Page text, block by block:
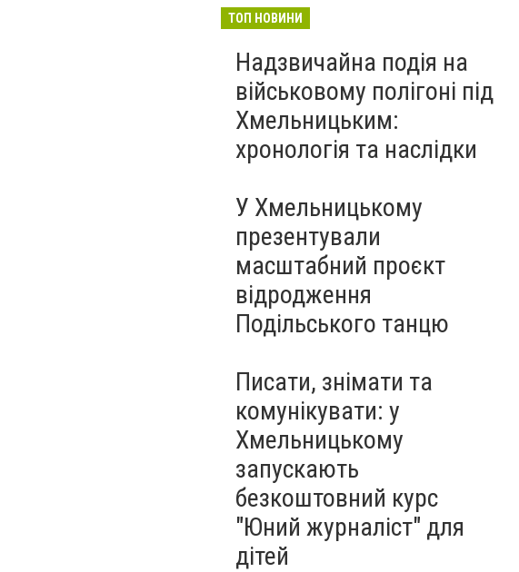
протипухлинному центрі
запрацював новий
томограф
Паперовий флот замість
Чорноморського: як реальні
втрати Росії перетворилися
на дитячу аплікацію
23:42
27 липня
ТОП НОВИНИ
Надзвичайна подія на
військовому полігоні під
Хмельницьким:
хронологія та наслідки
У Хмельницькому
презентували
масштабний проєкт
відродження
Подільського танцю
Писати, знімати та
комунікувати: у
Хмельницькому
запускають
безкоштовний курс
"Юний журналіст" для
дітей